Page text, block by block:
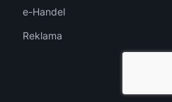
e-Handel
Reklama